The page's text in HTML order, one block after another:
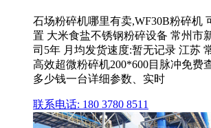
石场粉碎机哪里有卖,WF30B粉碎机
置 大米食盐不锈钢粉碎设备 常州市
司5年 月均发货速度:暂无记录 江苏
高效超微粉碎机200*600目脉冲免费
多少钱一台详细参数、实时
联系电话: 180 3780 8511